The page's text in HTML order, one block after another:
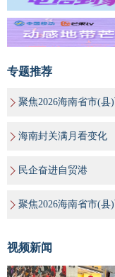
专题推荐
聚焦2026海南省市(县
海南封关满月看变化
民企奋进自贸港
聚焦2026海南省市(县
视频新闻